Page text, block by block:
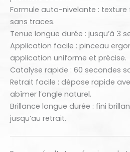
Formule auto-nivelante : texture
sans traces.
Tenue longue durée : jusqu’à 3
Application facile : pinceau
application uniforme et précise.
Catalyse rapide : 60 secondes
Retrait facile : dépose rapide
abîmer l’ongle naturel.
Brillance longue durée : fini
jusqu’au retrait.